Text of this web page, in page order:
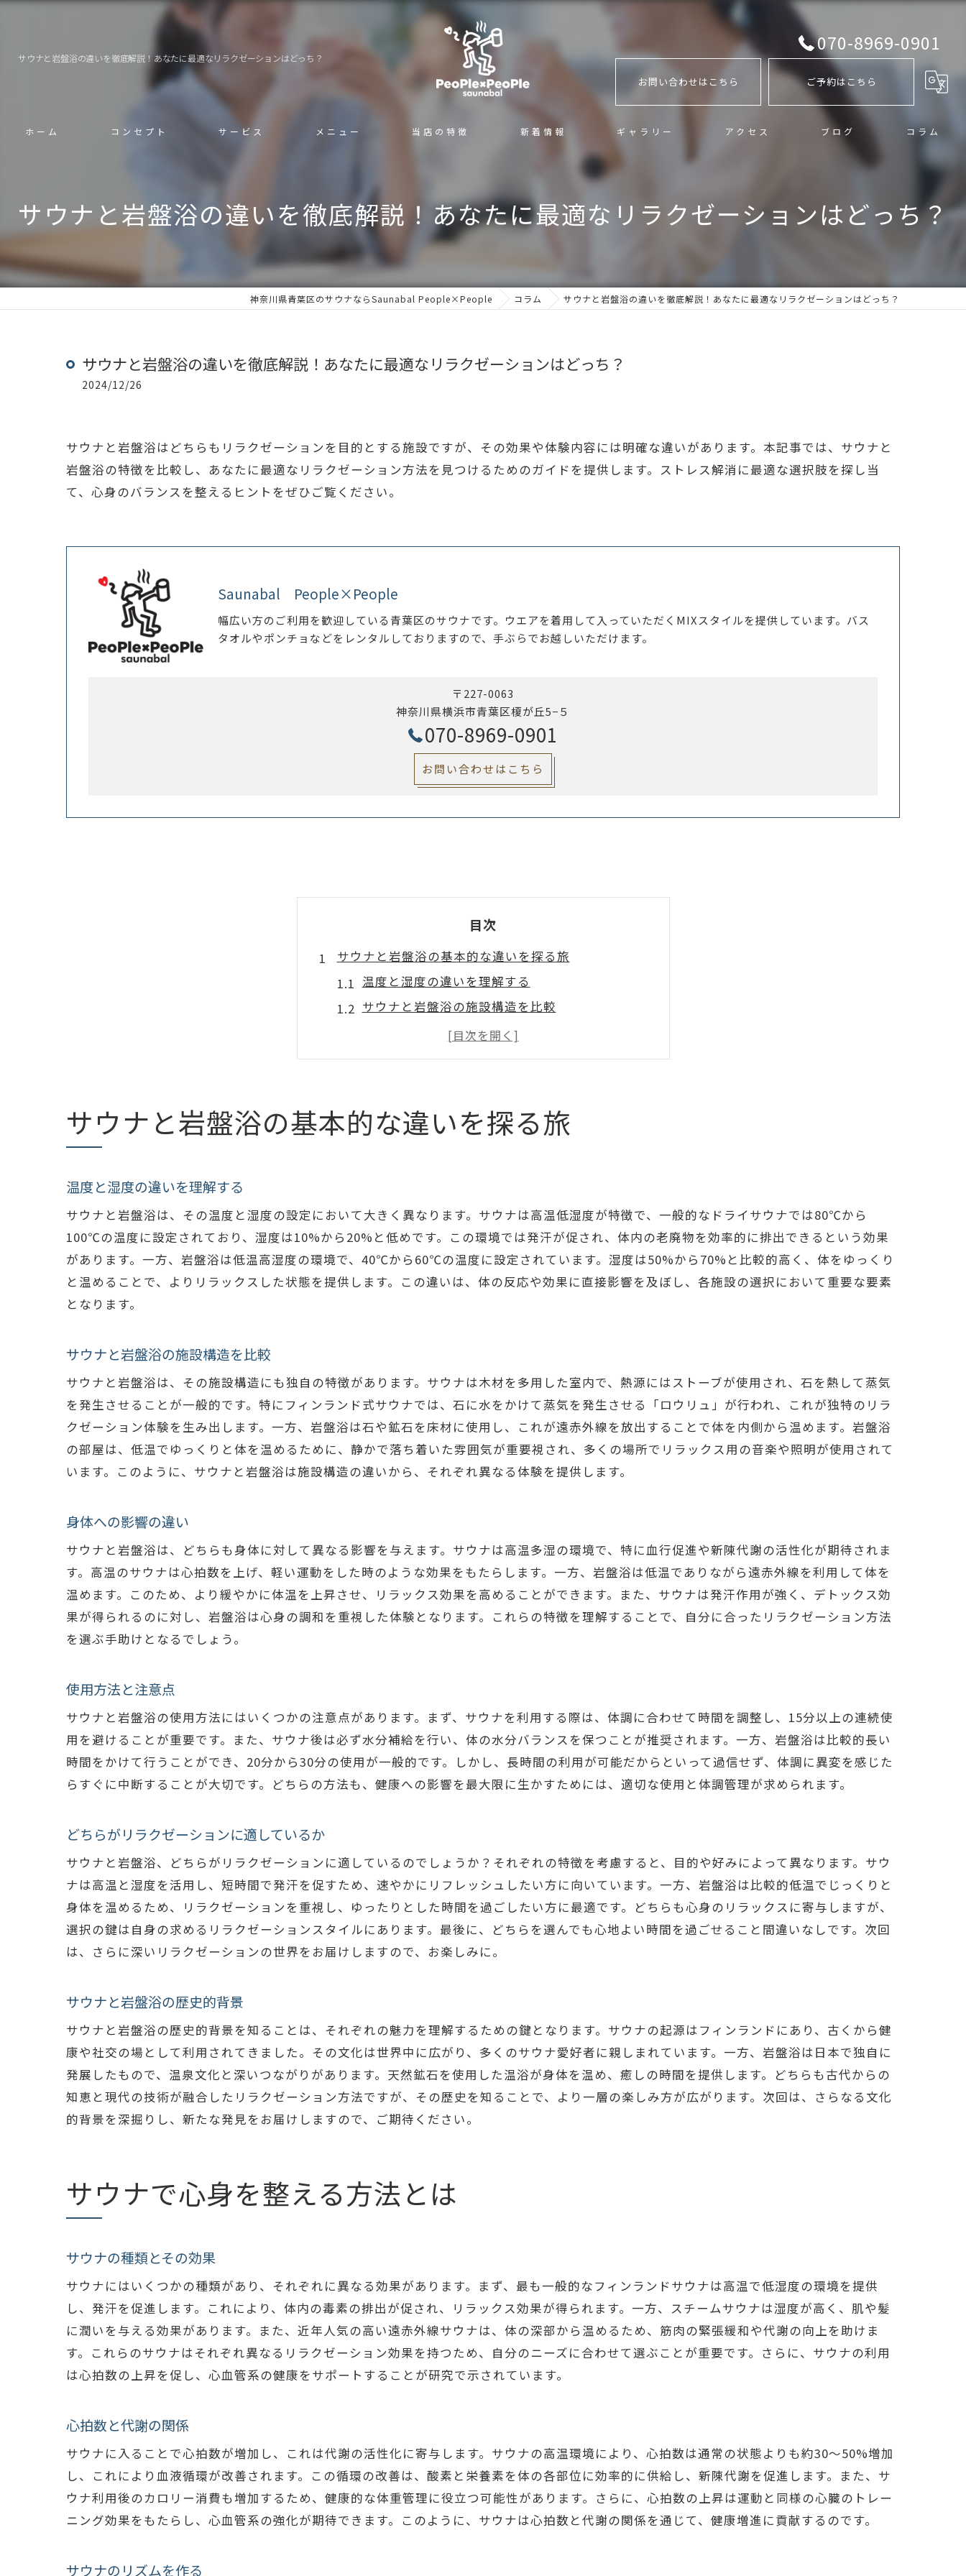
サウナと岩盤浴の違いを徹底解説！あなたに最適なリラクゼーションはどっち？
070-8969-0901
お問い合わせはこちら ご予約はこちら
ホーム コンセプト サービス メニュー 当店の特徴
サ活
カフェ＆バー
新着情報 ギャラリー アクセス ブログ コラム
サウナと岩盤浴の違いを徹底解説！あなたに最適なリラクゼーションはどっち？
神奈川県青葉区のサウナならSaunabal People×People コラム サウナと岩盤浴の違いを徹底解説！あなたに最適なリラクゼーションはどっち？
サウナと岩盤浴の違いを徹底解説！あなたに最適なリラクゼーションはどっち？
2024/12/26
サウナと岩盤浴はどちらもリラクゼーションを目的とする施設ですが、その効果や体験内容には明確な違いがあります。本記事では、サウナと
岩盤浴の特徴を比較し、あなたに最適なリラクゼーション方法を見つけるためのガイドを提供します。ストレス解消に最適な選択肢を探し当
て、心身のバランスを整えるヒントをぜひご覧ください。
Saunabal People×People
幅広い方のご利用を歓迎している青葉区のサウナです。ウエアを着用して入っていただくMIXスタイルを提供しています。バス
タオルやポンチョなどをレンタルしておりますので、手ぶらでお越しいただけます。
〒227-0063
神奈川県横浜市青葉区榎が丘5−５
070-8969-0901
お問い合わせはこちら
目次
サウナと岩盤浴の基本的な違いを探る旅
温度と湿度の違いを理解する
サウナと岩盤浴の施設構造を比較
身体への影響の違い
使用方法と注意点
サウナと岩盤浴の歴史的背景
サウナで心身を整える方法とは
サウナのリズムを作る
サウナで得られるデトックス効果
心身のリセットに最適な時間帯
サウナ後の効果的なリフレッシュ
肌への潤い効果
岩盤浴の歴史と文化
リラクゼーションのための環境作り
岩盤浴の利用頻度と時間
サウナ仲間との交流の楽しさ
サウナ後の爽快感を最大限に引き出す
体温上昇によるリラクゼーション
静かな環境での心の整理
ストレスホルモンとの戦い
岩盤浴と自律神経のバランス
自分に合ったリラクゼーション方法を知る
目的別に選ぶサウナと岩盤浴
初めての方へのサウナ・岩盤浴入門
施設選びのポイントと注意点
季節に応じた選択肢
個々のニーズに応じた選択のヒント
リラクゼーション効果の比較
体質別おすすめの方法
ライフスタイルに合わせた選択
サウナと岩盤浴で心と体をリフレッシュする秘訣
リフレッシュ効果を最大化するタイミング
持続可能なリラクゼーションを実現するために
サウナと岩盤浴を楽しむための心得
サウナと岩盤浴の基本的な違いを探る旅
温度と湿度の違いを理解する
サウナと岩盤浴は、その温度と湿度の設定において大きく異なります。サウナは高温低湿度が特徴で、一般的なドライサウナでは80℃から
100℃の温度に設定されており、湿度は10%から20%と低めです。この環境では発汗が促され、体内の老廃物を効率的に排出できるという効果
があります。一方、岩盤浴は低温高湿度の環境で、40℃から60℃の温度に設定されています。湿度は50%から70%と比較的高く、体をゆっくり
と温めることで、よりリラックスした状態を提供します。この違いは、体の反応や効果に直接影響を及ぼし、各施設の選択において重要な要素
となります。
サウナと岩盤浴の施設構造を比較
サウナと岩盤浴は、その施設構造にも独自の特徴があります。サウナは木材を多用した室内で、熱源にはストーブが使用され、石を熱して蒸気
を発生させることが一般的です。特にフィンランド式サウナでは、石に水をかけて蒸気を発生させる「ロウリュ」が行われ、これが独特のリラ
クゼーション体験を生み出します。一方、岩盤浴は石や鉱石を床材に使用し、これが遠赤外線を放出することで体を内側から温めます。岩盤浴
の部屋は、低温でゆっくりと体を温めるために、静かで落ち着いた雰囲気が重要視され、多くの場所でリラックス用の音楽や照明が使用されて
います。このように、サウナと岩盤浴は施設構造の違いから、それぞれ異なる体験を提供します。
身体への影響の違い
サウナと岩盤浴は、どちらも身体に対して異なる影響を与えます。サウナは高温多湿の環境で、特に血行促進や新陳代謝の活性化が期待されま
す。高温のサウナは心拍数を上げ、軽い運動をした時のような効果をもたらします。一方、岩盤浴は低温でありながら遠赤外線を利用して体を
温めます。このため、より緩やかに体温を上昇させ、リラックス効果を高めることができます。また、サウナは発汗作用が強く、デトックス効
果が得られるのに対し、岩盤浴は心身の調和を重視した体験となります。これらの特徴を理解することで、自分に合ったリラクゼーション方法
を選ぶ手助けとなるでしょう。
使用方法と注意点
サウナと岩盤浴の使用方法にはいくつかの注意点があります。まず、サウナを利用する際は、体調に合わせて時間を調整し、15分以上の連続使
用を避けることが重要です。また、サウナ後は必ず水分補給を行い、体の水分バランスを保つことが推奨されます。一方、岩盤浴は比較的長い
時間をかけて行うことができ、20分から30分の使用が一般的です。しかし、長時間の利用が可能だからといって過信せず、体調に異変を感じた
らすぐに中断することが大切です。どちらの方法も、健康への影響を最大限に生かすためには、適切な使用と体調管理が求められます。
どちらがリラクゼーションに適しているか
サウナと岩盤浴、どちらがリラクゼーションに適しているのでしょうか？それぞれの特徴を考慮すると、目的や好みによって異なります。サウ
ナは高温と湿度を活用し、短時間で発汗を促すため、速やかにリフレッシュしたい方に向いています。一方、岩盤浴は比較的低温でじっくりと
身体を温めるため、リラクゼーションを重視し、ゆったりとした時間を過ごしたい方に最適です。どちらも心身のリラックスに寄与しますが、
選択の鍵は自身の求めるリラクゼーションスタイルにあります。最後に、どちらを選んでも心地よい時間を過ごせること間違いなしです。次回
は、さらに深いリラクゼーションの世界をお届けしますので、お楽しみに。
サウナと岩盤浴の歴史的背景
サウナと岩盤浴の歴史的背景を知ることは、それぞれの魅力を理解するための鍵となります。サウナの起源はフィンランドにあり、古くから健
康や社交の場として利用されてきました。その文化は世界中に広がり、多くのサウナ愛好者に親しまれています。一方、岩盤浴は日本で独自に
発展したもので、温泉文化と深いつながりがあります。天然鉱石を使用した温浴が身体を温め、癒しの時間を提供します。どちらも古代からの
知恵と現代の技術が融合したリラクゼーション方法ですが、その歴史を知ることで、より一層の楽しみ方が広がります。次回は、さらなる文化
的背景を深掘りし、新たな発見をお届けしますので、ご期待ください。
サウナで心身を整える方法とは
サウナの種類とその効果
サウナにはいくつかの種類があり、それぞれに異なる効果があります。まず、最も一般的なフィンランドサウナは高温で低湿度の環境を提供
し、発汗を促進します。これにより、体内の毒素の排出が促され、リラックス効果が得られます。一方、スチームサウナは湿度が高く、肌や髪
に潤いを与える効果があります。また、近年人気の高い遠赤外線サウナは、体の深部から温めるため、筋肉の緊張緩和や代謝の向上を助けま
す。これらのサウナはそれぞれ異なるリラクゼーション効果を持つため、自分のニーズに合わせて選ぶことが重要です。さらに、サウナの利用
は心拍数の上昇を促し、心血管系の健康をサポートすることが研究で示されています。
心拍数と代謝の関係
サウナに入ることで心拍数が増加し、これは代謝の活性化に寄与します。サウナの高温環境により、心拍数は通常の状態よりも約30～50%増加
し、これにより血液循環が改善されます。この循環の改善は、酸素と栄養素を体の各部位に効率的に供給し、新陳代謝を促進します。また、サ
ウナ利用後のカロリー消費も増加するため、健康的な体重管理に役立つ可能性があります。さらに、心拍数の上昇は運動と同様の心臓のトレー
ニング効果をもたらし、心血管系の強化が期待できます。このように、サウナは心拍数と代謝の関係を通じて、健康増進に貢献するのです。
サウナのリズムを作る